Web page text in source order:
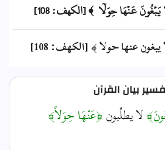
عَنۡهَا حِوَلٗا ﴾ [الكهف: 108]
عنها حولا ﴾ [الكهف: 108]
بيان القرآن
لا يطلُبون﴿عَنْهَا حِوَلاً﴾